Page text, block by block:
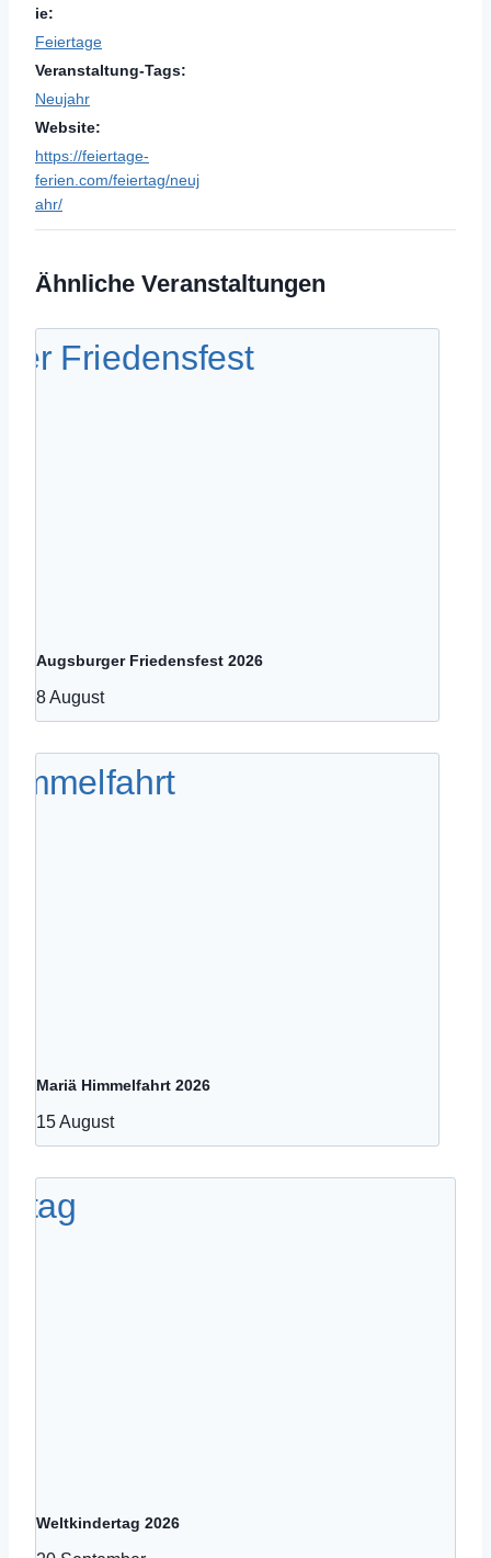
ie:
Feiertage
Veranstaltung-Tags:
Neujahr
Website:
https://feiertage-
ferien.com/feiertag/neuj
ahr/
Ähnliche Veranstaltungen
Augsburger Friedensfest 2026
8 August
Mariä Himmelfahrt 2026
15 August
Weltkindertag 2026